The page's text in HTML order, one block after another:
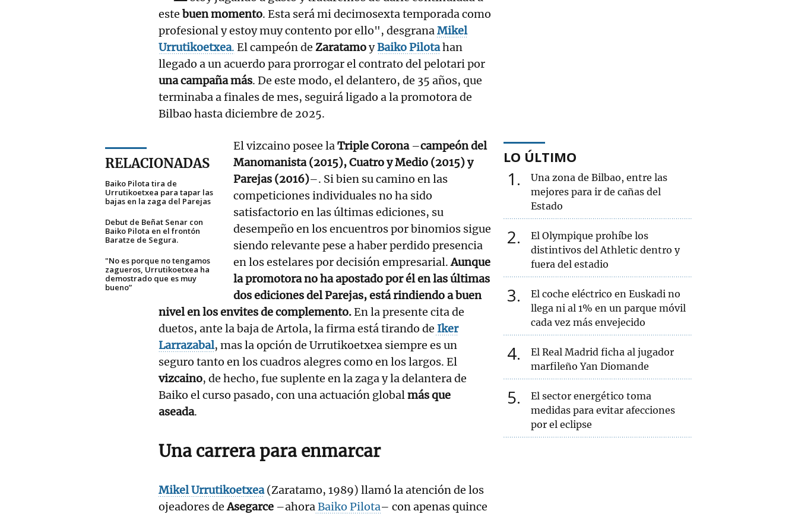
este buen momento. Esta será mi decimosexta temporada como
profesional y estoy muy contento por ello", desgranaMikel
Urrutikoetxea. El campeón de ZaratamoyBaiko Pilotahan
llegado a un acuerdo para prorrogar el contrato del pelotari por
una campaña más. De este modo, el delantero, de 35 años, que
terminaba a finales de mes, seguirá ligado a la promotora de
Bilbao hasta diciembre de 2025.
RELACIONADAS
Baiko Pilota tira de
Urrutikoetxea para tapar las
bajas en la zaga del Parejas
Debut de Beñat Senar con
Baiko Pilota en el frontón
Baratze de Segura.
"No es porque no tengamos
zagueros, Urrutikoetxea ha
demostrado que es muy
bueno”
El vizcaino posee laTriple Corona–campeón del
Manomanista (2015), Cuatro y Medio (2015) y
Parejas (2016)–. Si bien su camino en las
competiciones individuales no ha sido
satisfactorio en las últimas ediciones, su
desempeño en los encuentros por binomios sigue
siendo relevante pese a haber perdido presencia
en los estelares por decisión empresarial.Aunque
la promotora no ha apostado por él en las últimas
dos ediciones del Parejas, está rindiendo a buen
nivel en los envites de complemento.En la presente cita de
duetos, ante la baja de Artola, la firma está tirando de Iker
Larrazabal, mas la opción de Urrutikoetxea siempre es un
seguro tanto en los cuadros alegres como en los largos. El
vizcaino, de hecho, fue suplente en la zaga y la delantera de
Baiko el curso pasado, con una actuación globalmás que
aseada.
Una carrera para enmarcar
Mikel Urrutikoetxea (Zaratamo, 1989) llamó la atención de los
ojeadores deAsegarce –ahoraBaiko Pilota– con apenas quince
LO ÚLTIMO
1
Una zona de Bilbao, entre las
mejores para ir de cañas del
Estado
2
El Olympique prohíbe los
distintivos del Athletic dentro y
fuera del estadio
3
El coche eléctrico en Euskadi no
llega ni al 1% en un parque móvil
cada vez más envejecido
4
El Real Madrid ficha al jugador
marfileño Yan Diomande
5
El sector energético toma
medidas para evitar afecciones
por el eclipse